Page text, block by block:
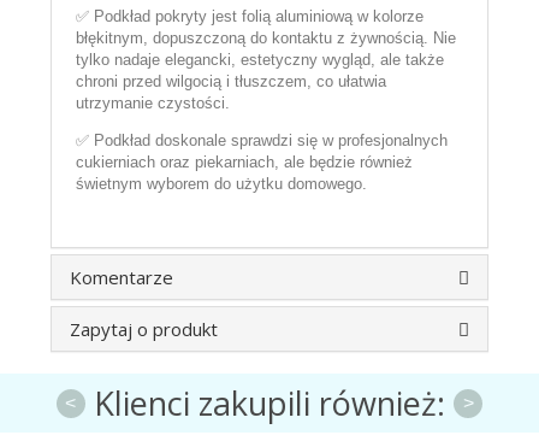
✅ Podkład pokryty jest folią aluminiową w kolorze
błękitnym, dopuszczoną do kontaktu z żywnością. Nie
tylko nadaje elegancki, estetyczny wygląd, ale także
chroni przed wilgocią i tłuszczem, co ułatwia
utrzymanie czystości.
✅ Podkład doskonale sprawdzi się w profesjonalnych
cukierniach oraz piekarniach, ale będzie również
świetnym wyborem do użytku domowego.
Komentarze
Zapytaj o produkt
Klienci zakupili również:
< >